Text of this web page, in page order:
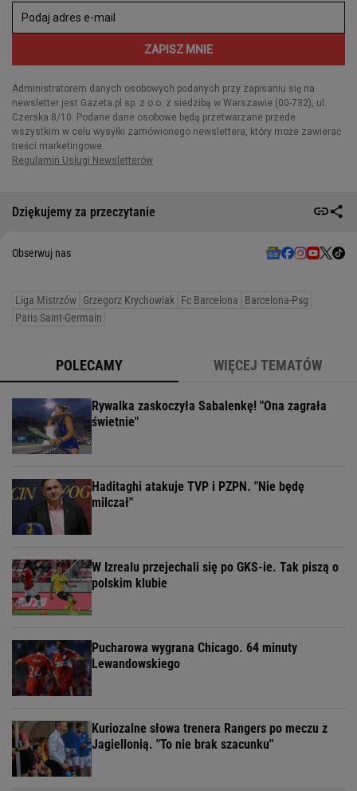
Dziękujemy za przeczytanie
Obserwuj nas
Liga Mistrzów Grzegorz Krychowiak Fc Barcelona
Barcelona-Psg
Paris Saint-Germain
POLECAMY WIĘCEJ TEMATÓW
Rywalka zaskoczyła Sabalenkę! "Ona zagrała
świetnie"
Haditaghi atakuje TVP i PZPN. "Nie będę
milczał"
W Izrealu przejechali się po GKS-ie. Tak piszą o
polskim klubie
Pucharowa wygrana Chicago. 64 minuty
Lewandowskiego
Kuriozalne słowa trenera Rangers po meczu z
Jagiellonią. "To nie brak szacunku"